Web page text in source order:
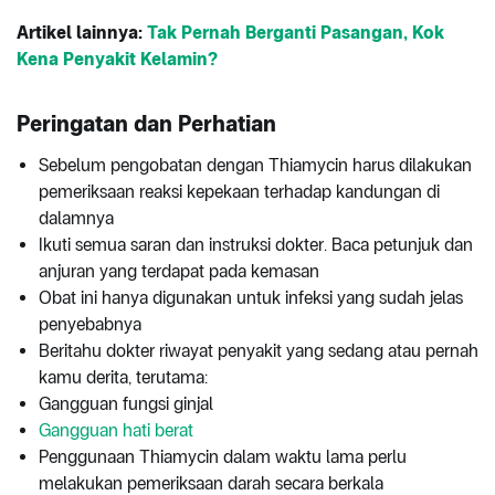
Artikel lainnya: Tak Pernah Berganti Pasangan, Kok
Kena Penyakit Kelamin?
Peringatan dan Perhatian
Sebelum pengobatan dengan Thiamycin harus dilakukan
pemeriksaan reaksi kepekaan terhadap kandungan di
dalamnya
Ikuti semua saran dan instruksi dokter. Baca petunjuk dan
anjuran yang terdapat pada kemasan
Obat ini hanya digunakan untuk infeksi yang sudah jelas
penyebabnya
Beritahu dokter riwayat penyakit yang sedang atau pernah
kamu derita, terutama:
Gangguan fungsi ginjal
Gangguan hati berat
Penggunaan Thiamycin dalam waktu lama perlu
melakukan pemeriksaan darah secara berkala